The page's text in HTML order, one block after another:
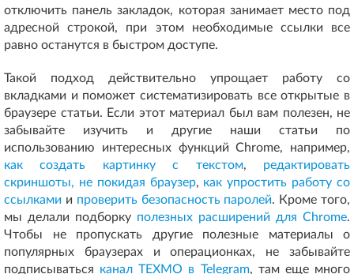
отключить панель закладок, которая занимает место под
адресной строкой, при этом необходимые ссылки все
равно останутся в быстром доступе.
Такой подход действительно упрощает работу со
вкладками и поможет систематизировать все открытые в
браузере статьи. Если этот материал был вам полезен, не
забывайте изучить и другие наши статьи по
использованию интересных функций Chrome, например,
как создать картинку с текстом, редактировать
скриншоты, не покидая браузер, как упростить работу со
ссылками и проверить безопасность паролей. Кроме того,
мы делали подборку полезных расширений для Chrome.
Чтобы не пропускать другие полезные материалы о
популярных браузерах и операционках, не забывайте
подписываться канал ТЕХМО в Telegram, там еще много